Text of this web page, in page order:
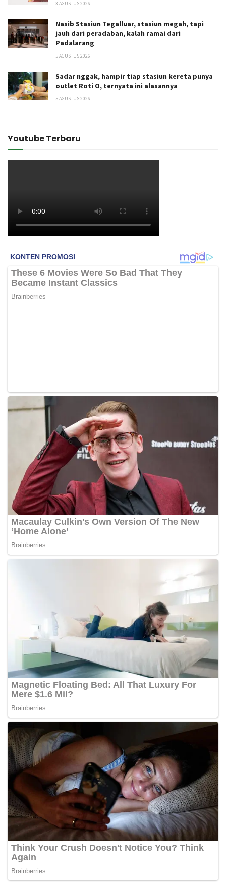
3 AGUSTUS 2026
Nasib Stasiun Tegalluar, stasiun megah, tapi
jauh dari peradaban, kalah ramai dari
Padalarang
5 AGUSTUS 2026
Sadar nggak, hampir tiap stasiun kereta punya
outlet Roti O, ternyata ini alasannya
5 AGUSTUS 2026
Youtube Terbaru